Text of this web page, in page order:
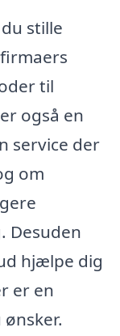
stille
til
også en
service der
om
Desuden
hjælpe dig
er en